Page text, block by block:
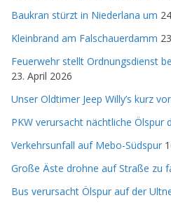
Baukran stürzt in Niederlana um
Kleinbrand am Falschauerdamm
Feuerwehr stellt Ordnungsdienst
23. April 2026
Unser Oldtimer Jeep Willy’s kurz
PKW verursacht nächtliche Ölspur
Verkehrsunfall auf Mebo-Südspur
Große Äste drohne auf Straße zu
Bus verursacht Ölspur auf der